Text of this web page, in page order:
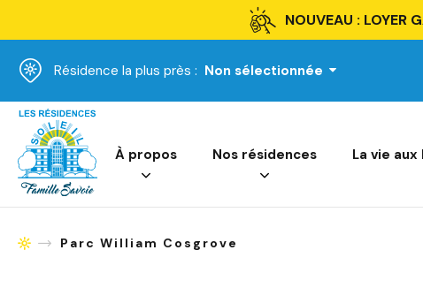
NOUVEAU : LOYER
Résidence la plus près : Non sélectionnée
Accueil
À propos Nos résidences La vie
AccueilParc William Cosgrove